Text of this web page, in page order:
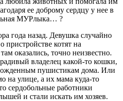
ее доброму сердцу у нее в
МУРлыка… ?
года назад. Девушка случайно
пристройстве котят на
оказались, точно неизвестно.
владелец какой-то кошки,
пушистикам дома. Или
на улице, а их мама куда-то
сердобольные работники
и стали искать им хозяев.